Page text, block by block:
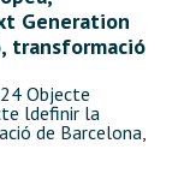
Generation
transformació
Objecte
ldefinir la
de Barcelona,